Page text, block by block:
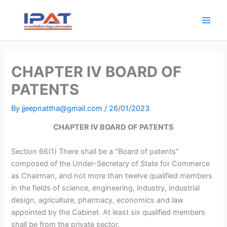
content
CHAPTER IV BOARD OF
PATENTS
By jjeepnattha@gmail.com/ 26/01/2023
CHAPTER IV BOARD OF PATENTS
Section 66(1) There shall be a “Board of patents”
composed of the Under-Secretary of State for Commerce
as Chairman, and not more than twelve qualified members
in the fields of science, engineering, industry, industrial
design, agriculture, pharmacy, economics and law
appointed by the Cabinet. At least six qualified members
shall be from the private sector.